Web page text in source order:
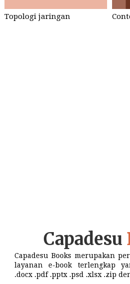
Topologi jaringan
Capadesu
Capadesu Books merupakan
layanan e-book terlengkap
.docx .pdf .pptx .psd .xlsx .zip